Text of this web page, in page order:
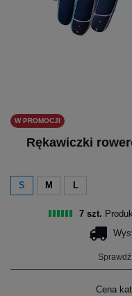
W PROMOCJI
Rękawiczki
S M L
7 szt.
Cena